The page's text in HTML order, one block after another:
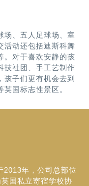
场、五人足球场、室
活动还包括迪斯科舞
。对于喜欢安静的孩
技社团、手工艺制作
子们更有机会去到
国标志性景区。
2013年，公司总部位
国私立寄宿学校协